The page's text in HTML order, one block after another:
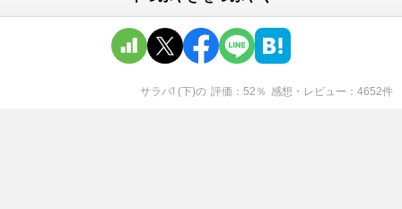
サラバ! (下)の 評価 52 ％ 感想・レビュー 4652件